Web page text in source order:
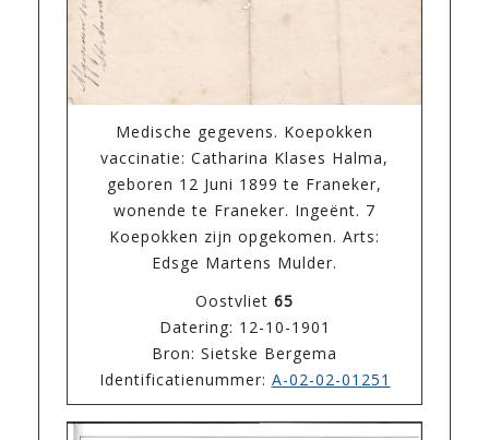
Medische gegevens. Koepokken
vaccinatie: Catharina Klases Halma,
geboren 12 Juni 1899 te Franeker,
wonende te Franeker. Ingeënt. 7
Koepokken zijn opgekomen. Arts:
Edsge Martens Mulder.
Oostvliet 65
Datering: 12-10-1901
Bron: Sietske Bergema
Identificatienummer: A-02-02-01251